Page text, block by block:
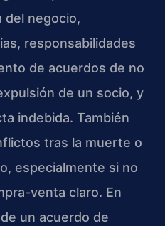
del negocio,
responsabilidades
de acuerdos de no
de un socio, y
indebida. También
tras la muerte o
especialmente si no
venta claro. En
un acuerdo de